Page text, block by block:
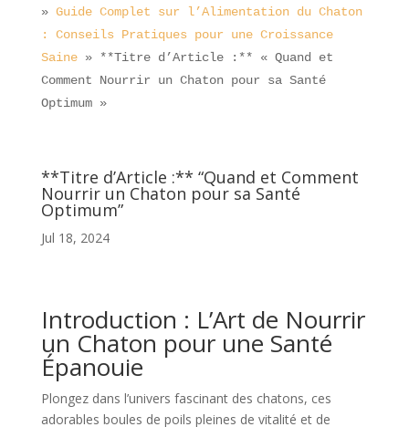
» Guide Complet sur l’Alimentation du Chaton
: Conseils Pratiques pour une Croissance
Saine»
**Titre d’Article :** « Quand et
Comment Nourrir un Chaton pour sa Santé
Optimum »
**Titre d’Article :** “Quand et Comment
Nourrir un Chaton pour sa Santé
Optimum”
Jul 18, 2024
Introduction : L’Art de Nourrir
un Chaton pour une Santé
Épanouie
Plongez dans l’univers fascinant des chatons, ces
adorables boules de poils pleines de vitalité et de